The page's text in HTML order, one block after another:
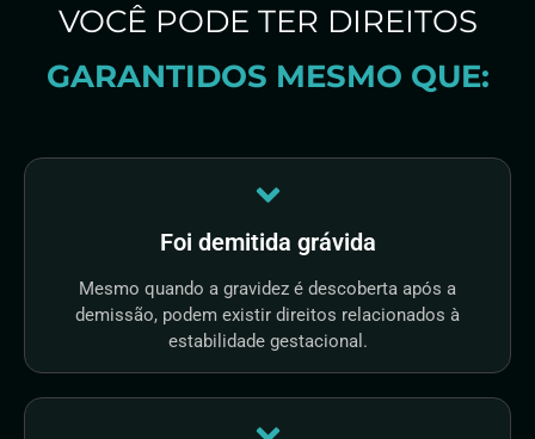
VOCÊ PODE TER DIREITOS
GARANTIDOS MESMO QUE:
Foi demitida grávida
Mesmo quando a gravidez é descoberta após a
demissão, podem existir direitos relacionados à
estabilidade gestacional.